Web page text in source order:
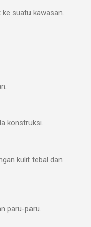
suatu kawasan.
konstruksi.
kulit tebal dan
paru-paru.